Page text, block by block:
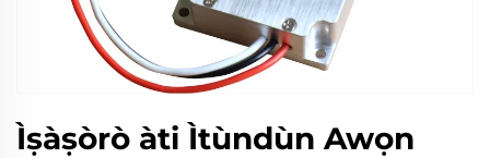
Ìṣàṣòrò àti Ìtùndùn Awọn